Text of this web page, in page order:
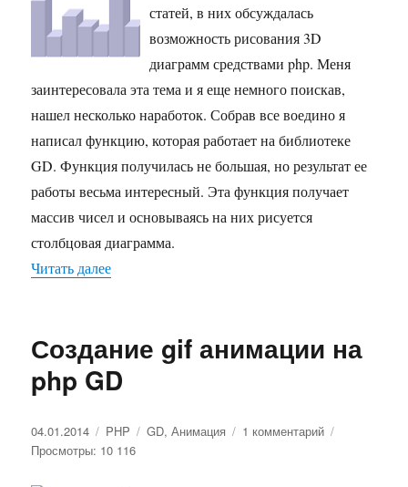
php
статей, в них обсуждалась
возможность рисования 3D
диаграмм средствами php. Меня
заинтересовала эта тема и я еще немного поискав,
нашел несколько наработок. Собрав все воедино я
написал функцию, которая работает на библиотеке
GD. Функция получилась не большая, но результат ее
работы весьма интересный. Эта функция получает
массив чисел и основываясь на них рисуется
столбцовая диаграмма.
Читать далее
Создание gif анимации на
php GD
Опубликовано
04.01.2014 Рубрики
PHP Метки
GD,Анимация 1 комментарий
Просмотры: 10 116